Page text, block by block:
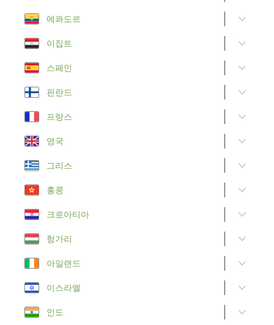
에콰도르
이집트
스페인
핀란드
프랑스
영국
그리스
홍콩
크로아티아
헝가리
아일랜드
이스라엘
인도